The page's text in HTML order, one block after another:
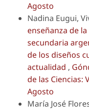
Agosto
Nadina Eugui,
enseñanza de
secundaria
de los diseños
actualidad ,
de las Ciencias:
Agosto
María José